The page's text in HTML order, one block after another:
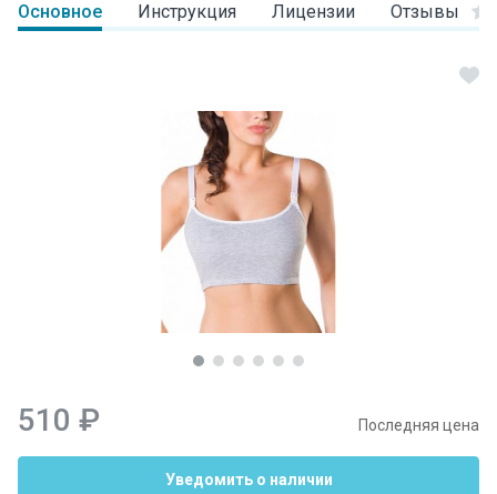
Основное Инструкция Лицензии Отзывы
510 ₽ Последняя цена
Уведомить о наличии